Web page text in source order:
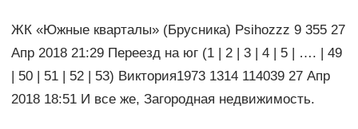
ЖК «Южные кварталы» (Брусника) Psihozzz 9 355 27
Апр 2018 21:29 Переезд на юг (1 | 2 | 3 | 4 | 5 | …. | 49
| 50 | 51 | 52 | 53) Виктория1973 1314 114039 27 Апр
2018 18:51 И все же, Загородная недвижимость.